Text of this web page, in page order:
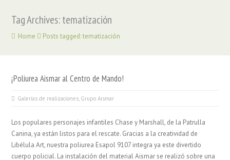
Tag Archives: tematización
Home Posts tagged: tematización
¡Poliurea Aismar al Centro de Mando!
Galerías de realizaciones, Grupo Aismar
Los populares personajes infantiles Chase y Marshall, de la Patrulla
Canina, ya están listos para el rescate. Gracias a la creatividad de
Libélula Art, nuestra poliurea Esapol 9107 integra ya este divertido
cuerpo policial. La instalación del material Aismar se realizó sobre una